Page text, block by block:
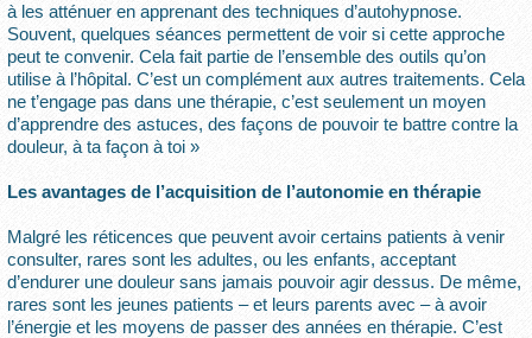
à les atténuer en apprenant des techniques d’autohypnose.
Souvent, quelques séances permettent de voir si cette approche
peut te convenir. Cela fait partie de l’ensemble des outils qu’on
utilise à l’hôpital. C’est un complément aux autres traitements. Cela
ne t’engage pas dans une thérapie, c’est seulement un moyen
d’apprendre des astuces, des façons de pouvoir te battre contre la
douleur, à ta façon à toi »
Les avantages de l’acquisition de l’autonomie en thérapie
Malgré les réticences que peuvent avoir certains patients à venir
consulter, rares sont les adultes, ou les enfants, acceptant
d’endurer une douleur sans jamais pouvoir agir dessus. De même,
rares sont les jeunes patients – et leurs parents avec – à avoir
l’énergie et les moyens de passer des années en thérapie. C’est